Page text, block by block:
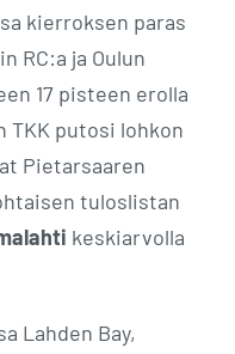
kierroksen paras
RC:a ja Oulun
17 pisteen erolla
TKK putosi lohkon
Pietarsaaren
tuloslistan
keskiarvolla
Lahden Bay,